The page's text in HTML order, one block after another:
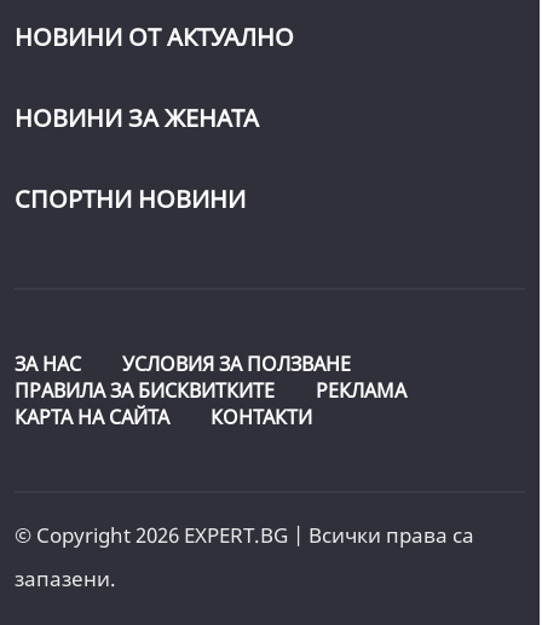
НОВИНИ ОТ АКТУАЛНО
НОВИНИ ЗА ЖЕНАТА
СПОРТНИ НОВИНИ
ЗА НАС
УСЛОВИЯ ЗА ПОЛЗВАНЕ
ПРАВИЛА ЗА БИСКВИТКИТЕ
РЕКЛАМА
КАРТА НА САЙТА
КОНТАКТИ
© Copyright 2026 EXPERT.BG | Всички права са
запазени.